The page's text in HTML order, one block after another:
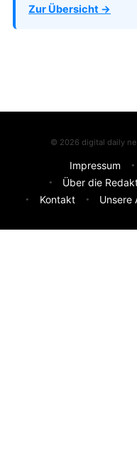
Zur Übersicht →
© 2026 digital daily
Impressum
Über die
Kontakt
Unsere